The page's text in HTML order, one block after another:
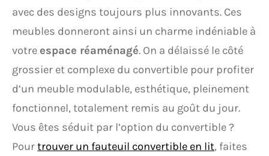
avec des designs toujours plus innovants. Ces
meubles donneront ainsi un charme indéniable à
votre espace réaménagé. On a délaissé le côté
grossier et complexe du convertible pour profiter
d’un meuble modulable, esthétique, pleinement
fonctionnel, totalement remis au goût du jour.
Vous êtes séduit par l’option du convertible ?
Pourtrouver un fauteuil convertible en lit, faites